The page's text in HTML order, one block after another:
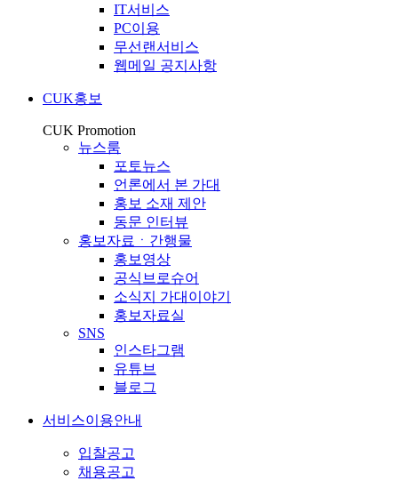
IT서비스
PC이용
무선랜서비스
웹메일 공지사항
CUK홍보
CUK Promotion
뉴스룸
포토뉴스
언론에서 본 가대
홍보 소재 제안
동문 인터뷰
홍보자료ㆍ간행물
홍보영상
공식브로슈어
소식지 가대이야기
홍보자료실
SNS
인스타그램
유튜브
블로그
서비스이용안내
입찰공고
채용공고